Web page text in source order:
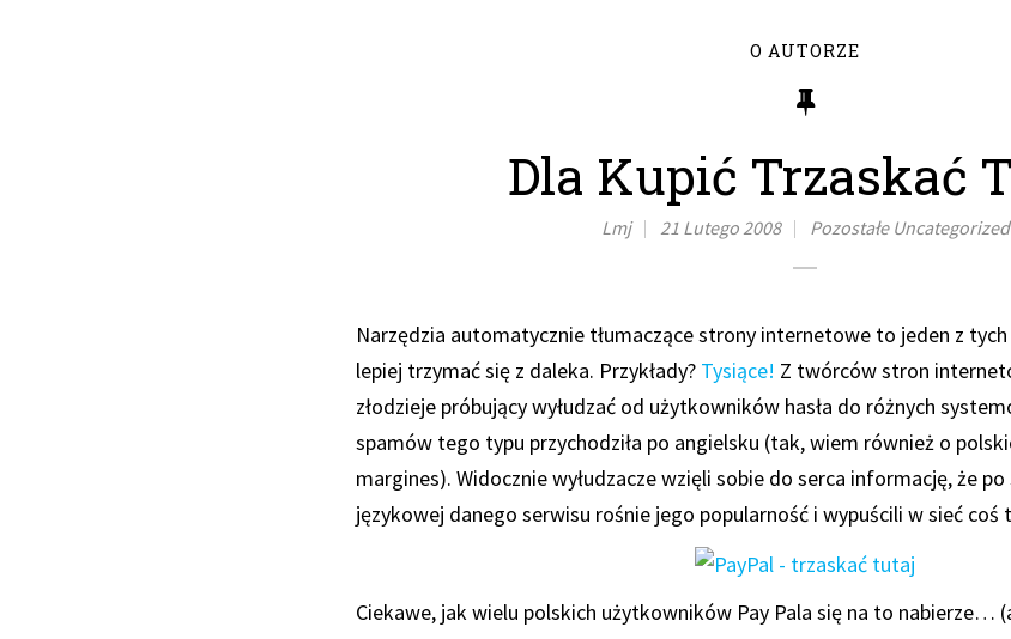
O AUTORZE
Dla Kupić Trzaskać
Lmj 21 Lutego 2008 Pozostałe Uncategorized
Narzędzia automatycznie tłumaczące strony internetowe to jeden z
lepiej trzymać się z daleka. Przykłady? Tysiące! Z twórców stron
złodzieje próbujący wyłudzać od użytkowników hasła do różnych
spamów tego typu przychodziła po angielsku (tak, wiem również o
margines). Widocznie wyłudzacze wzięli sobie do serca informację, że
językowej danego serwisu rośnie jego popularność i wypuścili w sieć coś
Ciekawe, jak wielu polskich użytkowników Pay Pala się na to nabierze…